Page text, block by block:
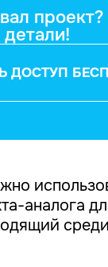
проект?
детали!
ДОСТУП
аналога